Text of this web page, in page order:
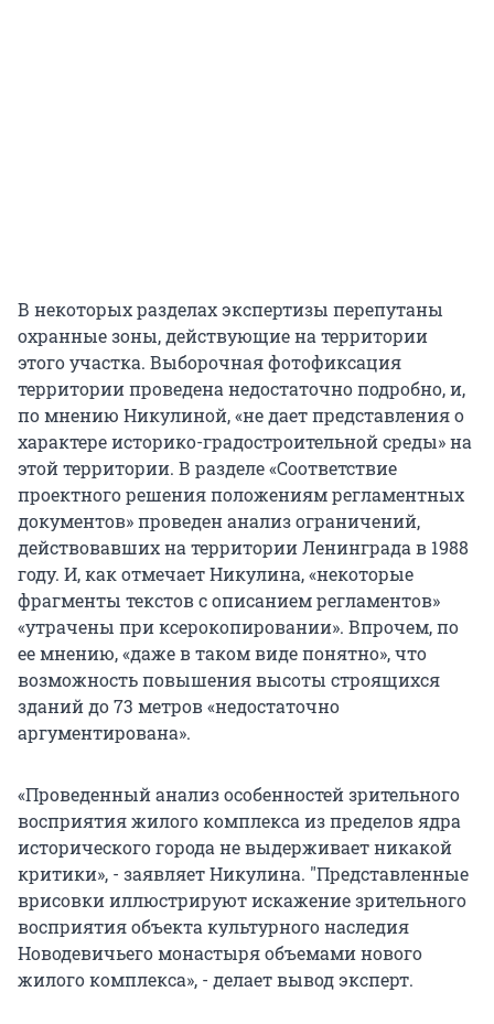
В некоторых разделах экспертизы перепутаны
охранные зоны, действующие на территории
этого участка. Выборочная фотофиксация
территории проведена недостаточно подробно, и,
по мнению Никулиной, «не дает представления о
характере историко-градостроительной среды» на
этой территории. В разделе «Соответствие
проектного решения положениям регламентных
документов» проведен анализ ограничений,
действовавших на территории Ленинграда в 1988
году. И, как отмечает Никулина, «некоторые
фрагменты текстов с описанием регламентов»
«утрачены при ксерокопировании». Впрочем, по
ее мнению, «даже в таком виде понятно», что
возможность повышения высоты строящихся
зданий до 73 метров «недостаточно
аргументирована».
«Проведенный анализ особенностей зрительного
восприятия жилого комплекса из пределов ядра
исторического города не выдерживает никакой
критики», - заявляет Никулина. "Представленные
врисовки иллюстрируют искажение зрительного
восприятия объекта культурного наследия
Новодевичьего монастыря объемами нового
жилого комплекса», - делает вывод эксперт.